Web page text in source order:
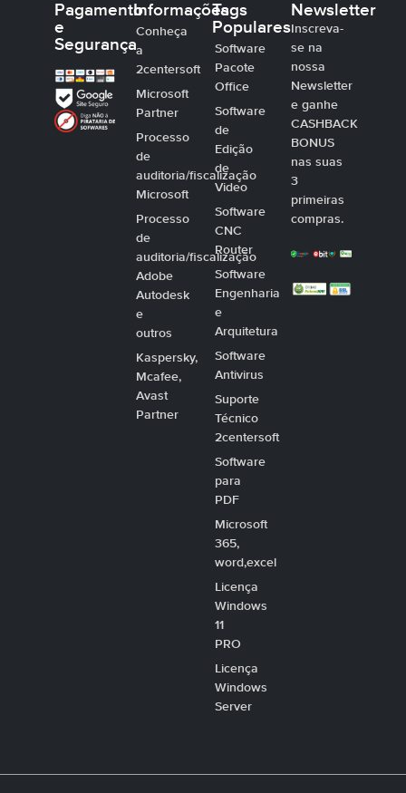
Pagamento
e
Segurança
Informações
Conheça
a
2centersoft
Microsoft
Partner
Processo
de
auditoria/fiscalização
Microsoft
Processo
de
auditoria/fiscalização
Adobe
Autodesk
e
outros
Kaspersky,
Mcafee,
Avast
Partner
Tags
Populares
Software
Pacote
Office
Software
de
Edição
de
Video
Software
CNC
Router
Software
Engenharia
e
Arquitetura
Software
Antivirus
Suporte
Técnico
2centersoft
Software
para
PDF
Microsoft
365,
word,excel
Licença
Windows
11
PRO
Licença
Windows
Server
Newsletter
Inscreva-
se na
nossa
Newsletter
e ganhe
CASHBACK
BONUS
nas suas
3
primeiras
compras.